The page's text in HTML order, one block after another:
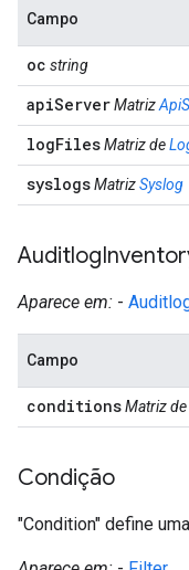
Campo
oc string
apiServerMatriz
logFilesMatriz de
syslogsMatrizSyslog
Auditlog
Aparece em: -
Campo
conditionsMatriz de
Condição
"Condition" define